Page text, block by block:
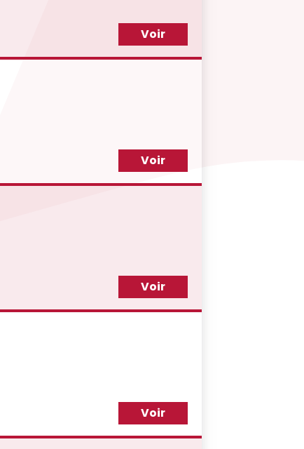
Voir
Voir
Voir
Voir